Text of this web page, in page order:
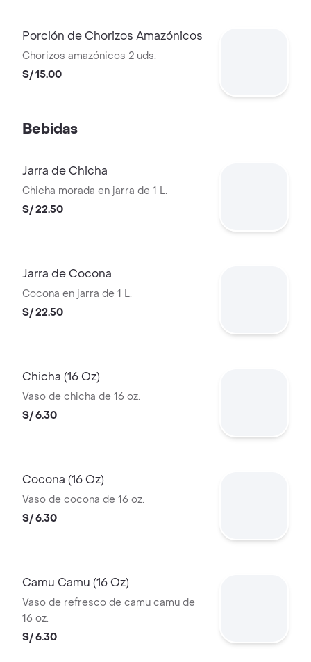
Porción de Chorizos Amazónicos
Chorizos amazónicos 2 uds.
S/ 15.00
Bebidas
Jarra de Chicha
Chicha morada en jarra de 1 L.
S/ 22.50
Jarra de Cocona
Cocona en jarra de 1 L.
S/ 22.50
Chicha (16 Oz)
Vaso de chicha de 16 oz.
S/ 6.30
Cocona (16 Oz)
Vaso de cocona de 16 oz.
S/ 6.30
Camu Camu (16 Oz)
Vaso de refresco de camu camu de
16 oz.
S/ 6.30